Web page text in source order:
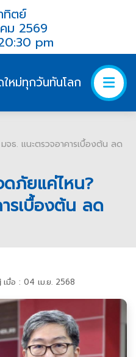
ทิตย์
ม 2569
pm
หม่ทุกวันทันโลก
ธ. แนะตรวจอาคารเบื้องต้น ลด
ภัยแค่ไหน?
รเบื้องต้น ลด
เมื่อ : 04 เม.ย. 2568